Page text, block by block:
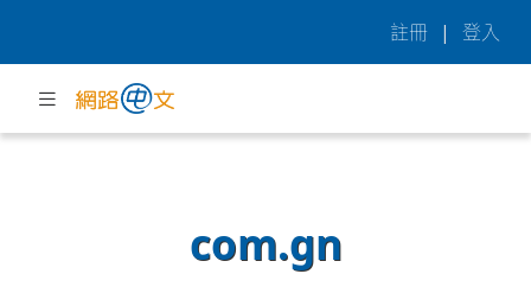
註冊 | 登入
com.gn